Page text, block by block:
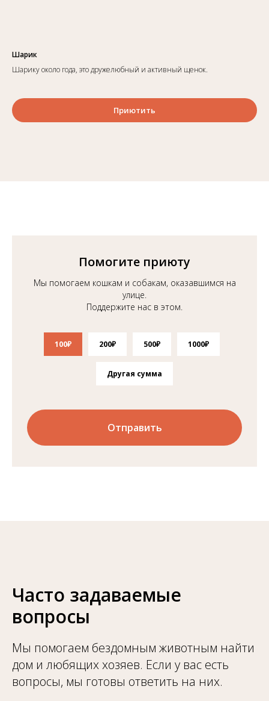
Шарик
Шарику около года, это дружелюбный и активный щенок.
Приютить
Помогите приюту
Мы помогаем кошкам и собакам, оказавшимся на
улице.
Поддержите нас в этом.
100₽ 200₽ 500₽ 1000₽
Другая сумма
Отправить
Часто задаваемые
вопросы
Мы помогаем бездомным животным найти
дом и любящих хозяев. Если у вас есть
вопросы, мы готовы ответить на них.